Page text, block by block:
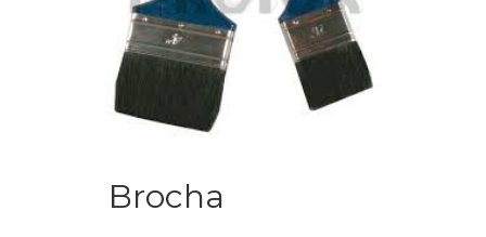
Brocha